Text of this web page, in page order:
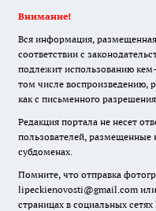
Внимание!
Вся информация,
соответствии с
подлежит использованию
том числе воспроизведению,
как с письменного
Редакция портала не несет
пользователей, размещенные
субдоменах.
Помните, что отправка
lipeckienovosti@gmail.com
страницах в социальных